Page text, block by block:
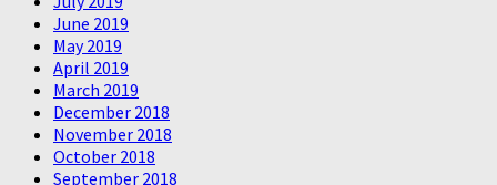
June 2019
May 2019
April 2019
March 2019
December 2018
November 2018
October 2018
September 2018